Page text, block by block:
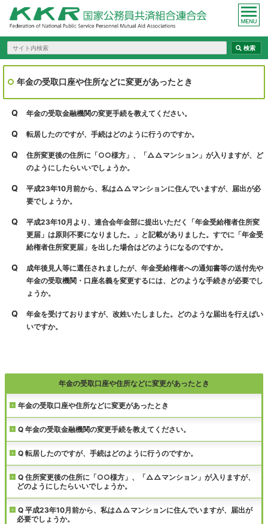
年金の受取口座や住所などに変更があったとき
年金の受取口座や住所などに変更があったとき
Q 年金の受取金融機関の変更手続を教えてください。
Q 転居したのですが、手続はどのように行うのですか。
Q 住所変更後の住所に「○○様方」、「△△マンション」が入りますが、
どのようにしたらいいでしょうか。
Q 平成23年10月前から、私は△△マンションに住んでいますが、届出が
必要でしょうか。
年金の受取口座や住所などに変更があったとき
Q 年金の受取金融機関の変更手続を教えてください。
Q 転居したのですが、手続はどのように行うのですか。
Q
住所変更後の住所に「○○様方」、「△△マンション」が入りますが、ど
のようにしたらいいでしょうか。
Q
平成23年10月前から、私は△△マンションに住んでいますが、届出が必
要でしょうか。
Q
平成23年10月より、連合会年金部に提出いただく「年金受給権者住所変
更届」は原則不要になりました。」と記載がありました。すでに「年金受
給権者住所変更届」を出した場合はどのようになるのですか。
Q
成年後見人等に選任されましたが、年金受給権者への通知書等の送付先や
年金の受取機関・口座名義を変更するには、どのような手続きが必要でし
ょうか。
Q
年金を受けておりますが、改姓いたしました。どのような届出を行えばい
いですか。